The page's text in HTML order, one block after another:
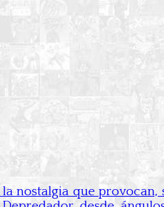
nostalgia que provocan,